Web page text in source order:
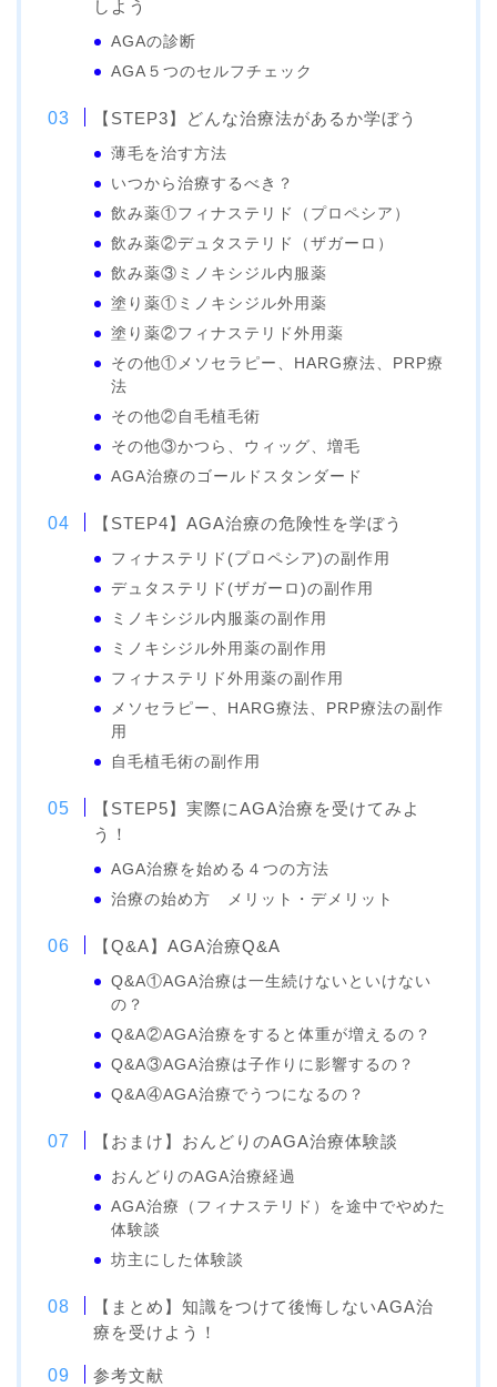
しよう
AGAの診断
AGA５つのセルフチェック
【STEP3】どんな治療法があるか学ぼう
薄毛を治す方法
いつから治療するべき？
飲み薬①フィナステリド（プロペシア）
飲み薬②デュタステリド（ザガーロ）
飲み薬③ミノキシジル内服薬
塗り薬①ミノキシジル外用薬
塗り薬②フィナステリド外用薬
その他①メソセラピー、HARG療法、PRP療
法
その他②自毛植毛術
その他③かつら、ウィッグ、増毛
AGA治療のゴールドスタンダード
【STEP4】AGA治療の危険性を学ぼう
フィナステリド(プロペシア)の副作用
デュタステリド(ザガーロ)の副作用
ミノキシジル内服薬の副作用
ミノキシジル外用薬の副作用
フィナステリド外用薬の副作用
メソセラピー、HARG療法、PRP療法の副作
用
自毛植毛術の副作用
【STEP5】実際にAGA治療を受けてみよ
う！
AGA治療を始める４つの方法
治療の始め方 メリット・デメリット
【Q&A】AGA治療Q&A
Q&A①AGA治療は一生続けないといけない
の？
Q&A②AGA治療をすると体重が増えるの？
Q&A③AGA治療は子作りに影響するの？
Q&A④AGA治療でうつになるの？
【おまけ】おんどりのAGA治療体験談
おんどりのAGA治療経過
AGA治療（フィナステリド）を途中でやめた
体験談
坊主にした体験談
【まとめ】知識をつけて後悔しないAGA治
療を受けよう！
参考文献